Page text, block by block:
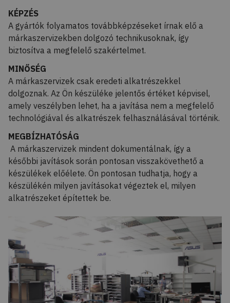
KÉPZÉS
A gyártók folyamatos továbbképzéseket írnak elő a
márkaszervizekben dolgozó technikusoknak, így
biztosítva a megfelelő szakértelmet.
MINŐSÉG
A márkaszervizek csak eredeti alkatrészekkel
dolgoznak. Az Ön készüléke jelentős értéket képvisel,
amely veszélyben lehet, ha a javítása nem a megfelelő
technológiával és alkatrészek felhasználásával történik.
MEGBÍZHATÓSÁG
A márkaszervizek mindent dokumentálnak, így a
későbbi javítások során pontosan visszakövethető a
készülékek előélete. Ön pontosan tudhatja, hogy a
készülékén milyen javításokat végeztek el, milyen
alkatrészeket építettek be.